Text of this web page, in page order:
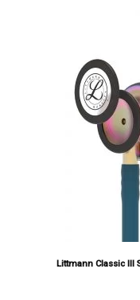
Littmann Classic III